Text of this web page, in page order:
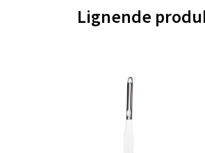
Lignende
Thon Senter Orkanger,